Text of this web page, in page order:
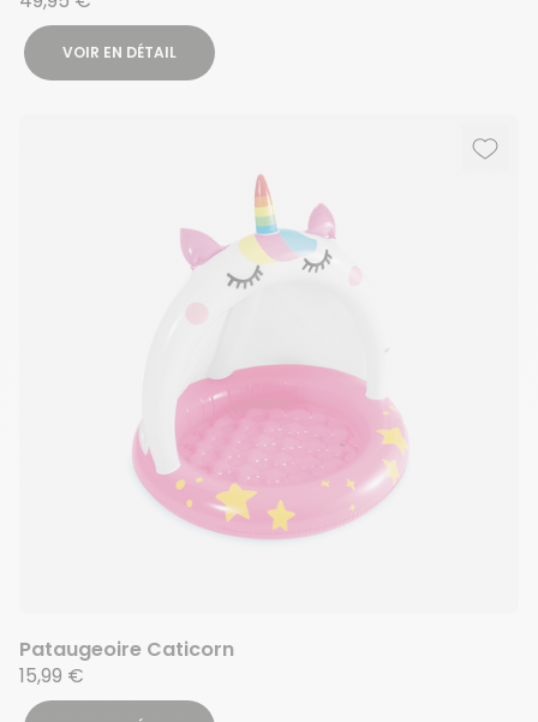
VOIR EN DÉTAIL
Pataugeoire Caticorn
15,99 €